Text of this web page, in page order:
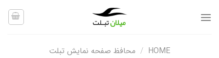
HOME
/ محافظ صفحه نمایش تبلت